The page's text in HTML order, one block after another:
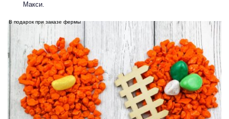
Макси.
В подарок при заказе фермы